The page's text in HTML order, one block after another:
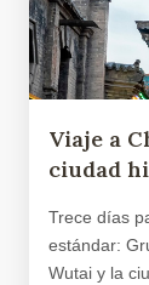
Viaje a
ciudad
Trece días
estándar:
Wutai y la